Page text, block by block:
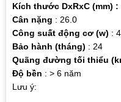
Kích thước DxRxC (mm) :
Cân nặng : 26.0
Công suất động cơ (w) :
Bảo hành (tháng) : 24
Quãng đường tối thiểu
Độ bền : > 6 năm
Lưu ý: